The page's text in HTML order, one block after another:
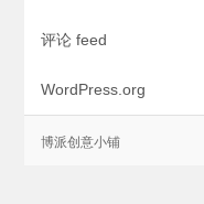
评论 feed
WordPress.org